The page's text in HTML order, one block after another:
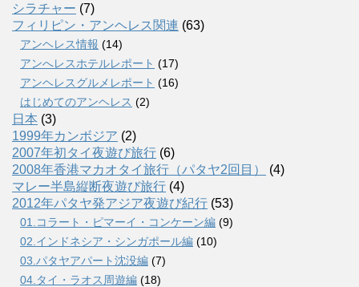
シラチャー (7)
フィリピン・アンヘレス関連 (63)
アンヘレス情報 (14)
アンへレスホテルレポート (17)
アンヘレスグルメレポート (16)
はじめてのアンヘレス (2)
日本 (3)
1999年カンボジア (2)
2007年初タイ夜遊び旅行 (6)
2008年香港マカオタイ旅行（パタヤ2回目）
(4)
マレー半島縦断夜遊び旅行 (4)
2012年パタヤ発アジア夜遊び紀行 (53)
01.コラート・ピマーイ・コンケーン編 (9)
02.インドネシア・シンガポール編 (10)
03.パタヤアパート沈没編 (7)
04.タイ・ラオス周遊編 (18)